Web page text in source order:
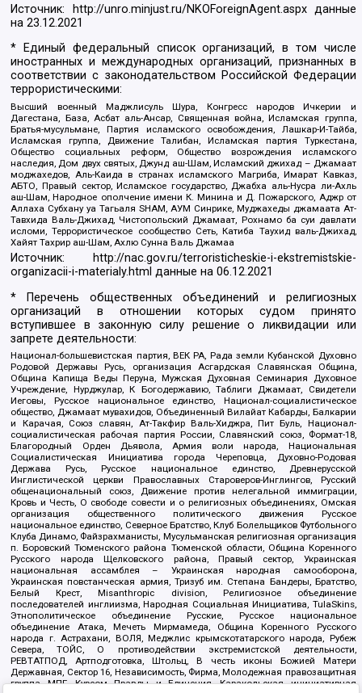
Источник: http://unro.minjust.ru/NKOForeignAgent.aspxданные
на23.12.2021
* Единый федеральный список организаций, в том числе
иностранных и международных организаций, признанных в
соответствии с законодательством Российской Федерации
террористическими:
Высший военный Маджлисуль Шура, Конгресс народов Ичкерии и
Дагестана, База, Асбат аль-Ансар, Священная война, Исламская группа,
Братья-мусульмане, Партия исламского освобождения, Лашкар-И-Тайба,
Исламская группа, Движение Талибан, Исламская партия Туркестана,
Общество социальных реформ, Общество возрождения исламского
наследия, Дом двух святых, Джунд аш-Шам, Исламский джихад – Джамаат
моджахедов, Аль-Каида в странах исламского Магриба, Имарат Кавказ,
АБТО, Правый сектор, Исламское государство, Джабха аль-Нусра ли-Ахль
аш-Шам, Народное ополчение имени К. Минина и Д. Пожарского, Аджр от
Аллаха Субхану уа Тагьаля SHAM, АУМ Синрике, Муджахеды джамаата Ат-
Тавхида Валь-Джихад, Чистопольский Джамаат, Рохнамо ба суи давлати
исломи, Террористическое сообщество Сеть, Катиба Таухид валь-Джихад,
Хайят Тахрир аш-Шам, Ахлю Сунна Валь Джамаа
Источник:
http://nac.gov.ru/terroristicheskie-i-ekstremistskie-
organizacii-i-materialy.html данные на06.12.2021
* Перечень общественных объединений и религиозных
организаций в отношении которых судом принято
вступившее в законную силу решение о ликвидации или
запрете деятельности:
Национал-большевистская партия, ВЕК РА, Рада земли Кубанской Духовно
Родовой Державы Русь, организация Асгардская Славянская Община,
Община Капища Веды Перуна, Мужская Духовная Семинария Духовное
Учреждение, Нурджулар, К Богодержавию, Таблиги Джамаат, Свидетели
Иеговы, Русское национальное единство, Национал-социалистическое
общество, Джамаат мувахидов, Объединенный Вилайат Кабарды, Балкарии
и Карачая, Союз славян, Ат-Такфир Валь-Хиджра, Пит Буль, Национал-
социалистическая рабочая партия России, Славянский союз, Формат-18,
Благородный Орден Дьявола, Армия воли народа, Национальная
Социалистическая Инициатива города Череповца, Духовно-Родовая
Держава Русь, Русское национальное единство, Древнерусской
Инглистической церкви Православных Староверов-Инглингов, Русский
общенациональный союз, Движение против нелегальной иммиграции,
Кровь и Честь, О свободе совести и о религиозных объединениях, Омская
организация общественного политического движения Русское
национальное единство, Северное Братство, Клуб Болельщиков Футбольного
Клуба Динамо, Файзрахманисты, Мусульманская религиозная организация
п. Боровский Тюменского района Тюменской области, Община Коренного
Русского народа Щелковского района, Правый сектор, Украинская
национальная ассамблея – Украинская народная самооборона,
Украинская повстанческая армия, Тризуб им. Степана Бандеры, Братство,
Белый Крест, Misanthropic division, Религиозное объединение
последователей инглиизма, Народная Социальная Инициатива, TulaSkins,
Этнополитическое объединение Русские, Русское национальное
объединение Атака, Мечеть Мирмамеда, Община Коренного Русского
народа г. Астрахани, ВОЛЯ, Меджлис крымскотатарского народа, Рубеж
Севера, ТОЙС, О противодействии экстремистской деятельности,
РЕВТАТПОД, Артподготовка, Штольц, В честь иконы Божией Матери
Державная, Сектор 16, Независимость, Фирма, Молодежная правозащитная
группа МПГ, Курсом Правды и Единения, Каракольская инициативная